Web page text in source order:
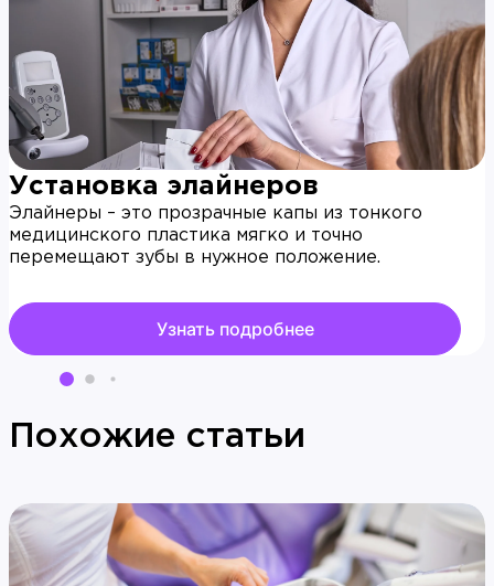
обрабатывают, после чего деталь крепят обратно.
Начинать лечение нужно сразу после обнаружения
пораженного участка, а не ждать окончания
коррекции. Иначе вылечить кариес после
брекетов будет труднее и затратнее.
единицу. Ее потеря может сделать результат
ортодонтической коррекции бессмысленным.
Установка элайнеров
Элайнеры – это прозрачные капы из тонкого
медицинского пластика мягко и точно
перемещают зубы в нужное положение.
Узнать подробнее
Похожие статьи